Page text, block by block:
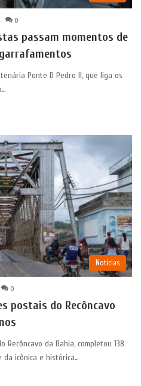
0
passam momentos de
Ponte D Pedro II, que liga os
Notícias
0
postais do Recôncavo
da Bahia, completou 138
icônica e histórica…